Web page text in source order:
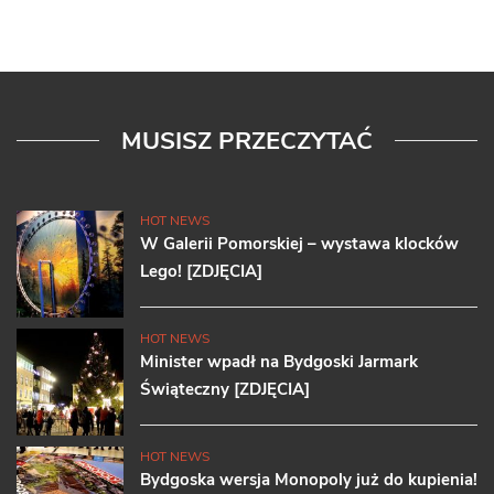
MUSISZ PRZECZYTAĆ
HOT NEWS
W Galerii Pomorskiej – wystawa klocków
Lego! [ZDJĘCIA]
HOT NEWS
Minister wpadł na Bydgoski Jarmark
Świąteczny [ZDJĘCIA]
HOT NEWS
Bydgoska wersja Monopoly już do kupienia!